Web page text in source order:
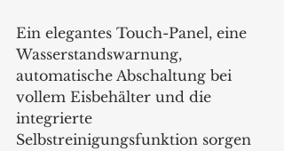
Ein elegantes Touch-Panel, eine
Wasserstandswarnung,
automatische Abschaltung bei
vollem Eisbehälter und die
integrierte
Selbstreinigungsfunktion sorgen